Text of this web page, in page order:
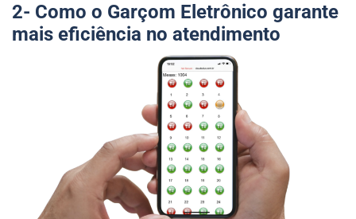
2- Como o Garçom Eletrônico garante
mais eficiência no atendimento